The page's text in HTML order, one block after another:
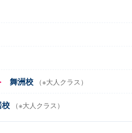
舞洲校 （※大人クラス）
校 （※大人クラス）